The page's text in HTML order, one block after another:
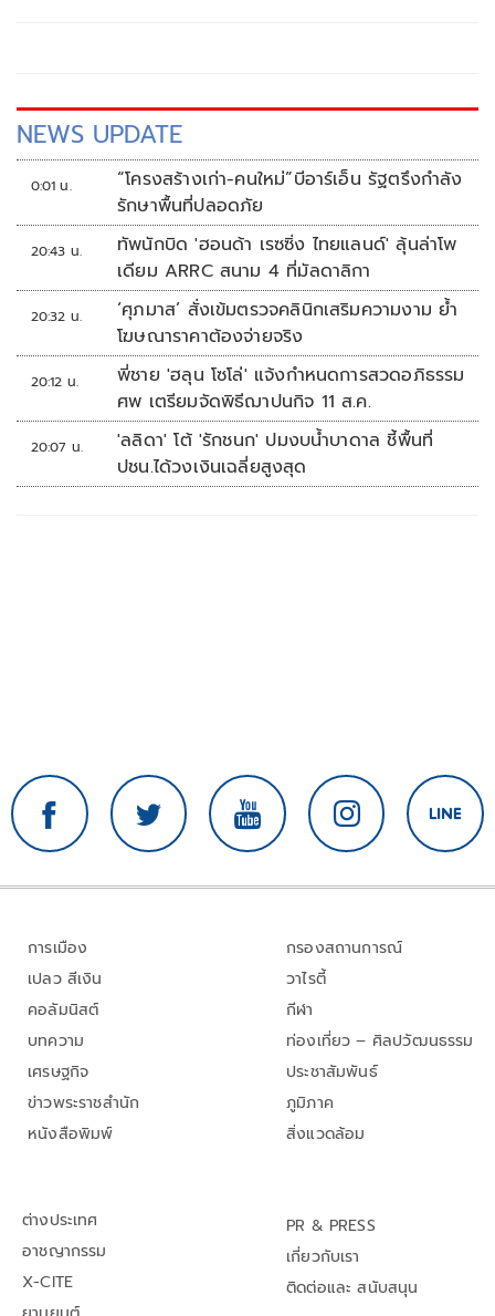
NEWS UPDATE
0:01 น.
“โครงสร้างเก่า-คนใหม่”บีอาร์เอ็น รัฐตรึงกำลัง
รักษาพื้นที่ปลอดภัย
20:43 น.
ทัพนักบิด 'ฮอนด้า เรซซิ่ง ไทยแลนด์' ลุ้นล่าโพ
เดียม ARRC สนาม 4 ที่มัลดาลิกา
20:32 น.
‘ศุภมาส’ สั่งเข้มตรวจคลินิกเสริมความงาม ย้ำ
โฆษณาราคาต้องจ่ายจริง
20:12 น.
พี่ชาย 'ฮลุน โซโล่' แจ้งกำหนดการสวดอภิธรรม
ศพ เตรียมจัดพิธีฌาปนกิจ 11 ส.ค.
20:07 น.
'ลลิดา' โต้ 'รักชนก' ปมงบน้ำบาดาล ชี้พื้นที่
ปชน.ได้วงเงินเฉลี่ยสูงสุด
การเมือง
เปลว สีเงิน
คอลัมนิสต์
บทความ
เศรษฐกิจ
ข่าวพระราชสำนัก
หนังสือพิมพ์
กรองสถานการณ์
วาไรตี้
กีฬา
ท่องเที่ยว – ศิลปวัฒนธรรม
ประชาสัมพันธ์
ภูมิภาค
สิ่งแวดล้อม
ต่างประเทศ
อาชญากรรม
X-CITE
PR & PRESS
เกี่ยวกับเรา
ติดต่อและ สนับสนุน